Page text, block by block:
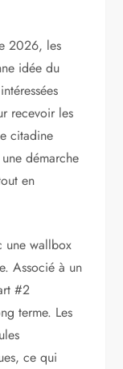
2026, les
idée du
recevoir les
citadine
démarche
en
une wallbox
Associé à un
#2
terme. Les
ce qui